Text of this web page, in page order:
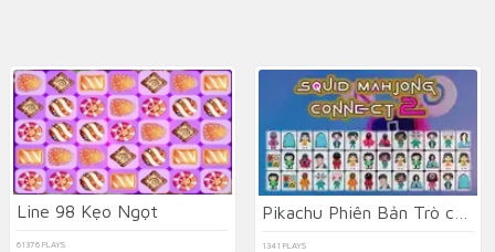
Line 98 Kẹo Ngọt
61376 PLAYS 1341 PLAYS